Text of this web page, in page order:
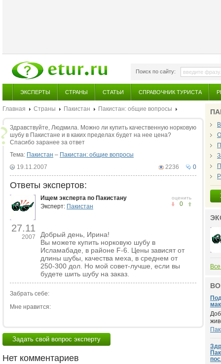
Поиск по сайту:
ЭКСПЕРТЫ СТРАНЫ СТАТЬИ СПРАВОЧНИК ТУРИСТА
Главная Страны Пакистан Пакистан: общие вопросы
Здравствуйте, Людмила. Можно ли купить качественную норковую
шубу в Пакистане и в каких пределах будет на нее цена?
Спасибо заранее за ответ
Тема: Пакистан – Пакистан: общие вопросы
0
2236
19.11.2007
Ответы экспертов:
27.11
2007
оценить
0
Ищем эксперта по Пакистану
Эксперт: Пакистан
Добрый день, Ирина!
Вы можете купить норковую шубу в
Исламабаде, в районе F-6. Цены зависят от
длины шубы, качества меха, в среднем от
250-300 дол. Но мой совет-лучше, если вы
будете шить шубу на заказ.
Забрать себе:
Мне нравится:
Задать свой вопрос эксперту
Нет комментариев